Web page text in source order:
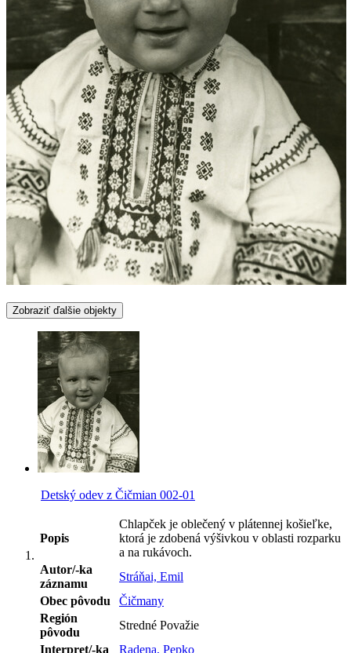
Zobraziť ďalšie objekty
Detský odev z Čičmian 002-01
Popis
Chlapček je oblečený v plátennej košieľke,
ktorá je zdobená výšivkou v oblasti rozparku
a na rukávoch.
Autor/-ka
záznamu
Stráňai, Emil
Obec pôvodu
Čičmany
Región
pôvodu
Stredné Považie
Interpret/-ka
Radena, Pepko